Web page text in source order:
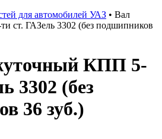
для автомобилей УАЗ • Вал
ст. ГАЗель 3302 (без подшипников
КПП 5-
3302 (без
36 зуб.)